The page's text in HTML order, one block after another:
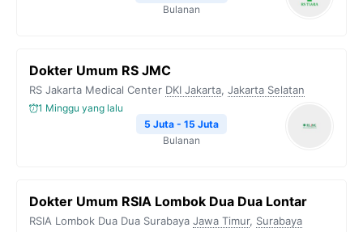
Bulanan
Dokter Umum RS JMC
RS Jakarta Medical Center DKI Jakarta, Jakarta Selatan
1 Minggu yang lalu
5 Juta - 15 Juta
Bulanan
Dokter Umum RSIA Lombok Dua Dua Lontar
RSIA Lombok Dua Dua Surabaya Jawa Timur, Surabaya